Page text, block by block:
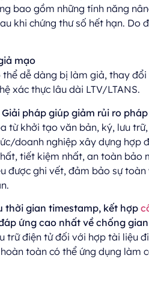
bao gồm những tính năng
khi chứng thư số hết hạn. Do
mạo
dễ dàng bị làm giả, thay
xác thực lâu dài LTV/LTANS.
pháp giúp giảm rủi ro
từ khởi tạo văn bản, ký, lưu
doanh nghiệp xây dựng hợp
tiết kiệm nhất, an toàn
được ghi vết, đảm bảo sự
thời gian timestamp, kết hợp
ứng cao nhất về chống
trữ điện tử đối với hợp tài liệu
toàn có thể ứng dụng làm